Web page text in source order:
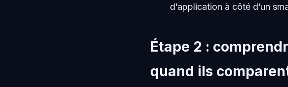
d’application à côté d’un
Étape 2 :
quand ils